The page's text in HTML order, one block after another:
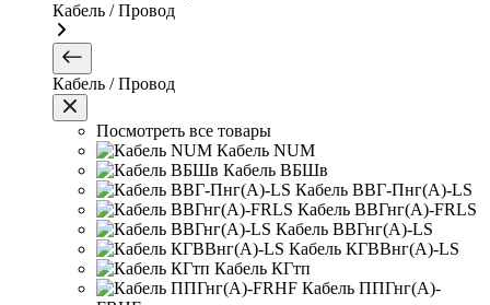
Кабель / Провод
Кабель / Провод
Посмотреть все товары
Кабель NUM
Кабель ВБШв
Кабель ВВГ-Пнг(А)-LS
Кабель ВВГнг(А)-FRLS
Кабель ВВГнг(А)-LS
Кабель КГВВнг(А)-LS
Кабель КГтп
Кабель ППГнг(А)-